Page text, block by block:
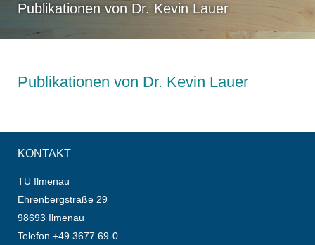
Publikationen von Dr. Kevin Lauer
Publikationen von Dr. Kevin Lauer
KONTAKT
TU Ilmenau
Ehrenbergstraße 29
98693 Ilmenau
Telefon +49 3677 69-0